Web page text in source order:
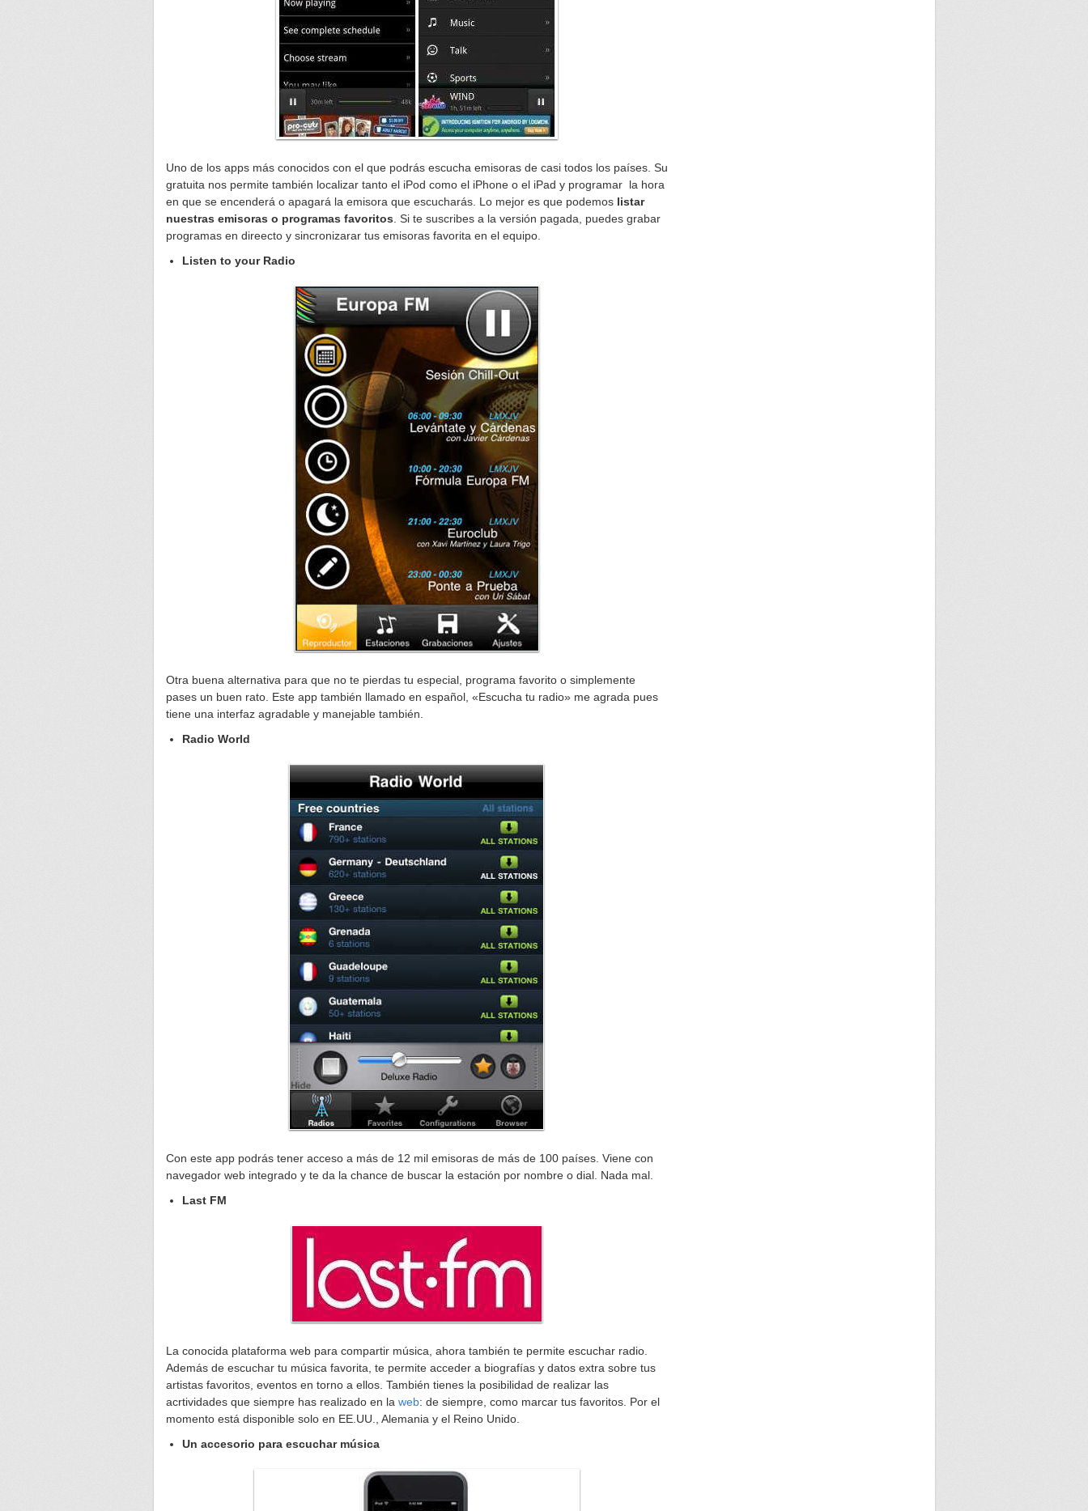
Uno de los apps más conocidos con el que podrás escucha emisoras de casi todos los países. Su
gratuita nos permite también localizar tanto el iPod como el iPhone o el iPad y programar la hora
en que se encenderá o apagará la emisora que escucharás. Lo mejor es que podemos listar
nuestras emisoras o programas favoritos . Si te suscribes a la versión pagada, puedes grabar
programas en direecto y sincronizarar tus emisoras favorita en el equipo.
Listen to your Radio
Otra buena alternativa para que no te pierdas tu especial, programa favorito o simplemente
pases un buen rato. Este app también llamado en español, «Escucha tu radio» me agrada pues
tiene una interfaz agradable y manejable también.
Radio World
Con este app podrás tener acceso a más de 12 mil emisoras de más de 100 países. Viene con
navegador web integrado y te da la chance de buscar la estación por nombre o dial. Nada mal.
Last FM
La conocida plataforma web para compartir música, ahora también te permite escuchar radio.
Además de escuchar tu música favorita, te permite acceder a biografías y datos extra sobre tus
artistas favoritos, eventos en torno a ellos. También tienes la posibilidad de realizar las
acrtividades que siempre has realizado en la web: de siempre, como marcar tus favoritos. Por el
momento está disponible solo en EE.UU., Alemania y el Reino Unido.
Un accesorio para escuchar música